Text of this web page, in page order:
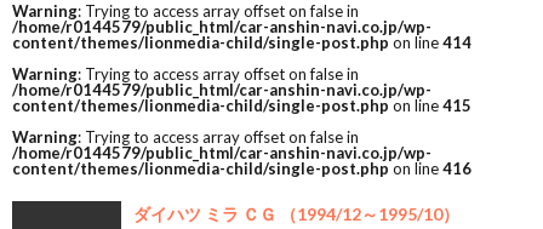
Warning: Trying to access array offset on false in
/home/r0144579/public_html/car-anshin-navi.co.jp/wp-
content/themes/lionmedia-child/single-post.php on line414
Warning: Trying to access array offset on false in
/home/r0144579/public_html/car-anshin-navi.co.jp/wp-
content/themes/lionmedia-child/single-post.php on line415
Warning: Trying to access array offset on false in
/home/r0144579/public_html/car-anshin-navi.co.jp/wp-
content/themes/lionmedia-child/single-post.php on line416
ダイハツ ミラ ＣＧ （1994/12～1995/10）